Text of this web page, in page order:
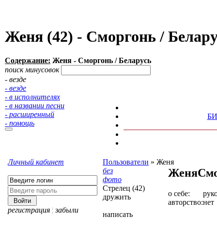
Женя (42) - Сморгонь /
Содержание: Женя - Сморгонь / Беларусь
поиск минусовок
- везде
- везде
- в исполнителях
- в названии песни
- расширенный
- помощь
Личный кабинет
регистрация ¦ забыли
Пользователи » Женя
без
фото
Стрелец (42)
дружить
написать
Женя
о себе:
авторство:нет